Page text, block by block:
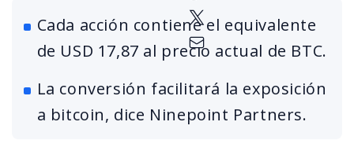
Cada acción contiene el equivalente
de USD 17,87 al precio actual de BTC.
La conversión facilitará la exposición
a bitcoin, dice Ninepoint Partners.